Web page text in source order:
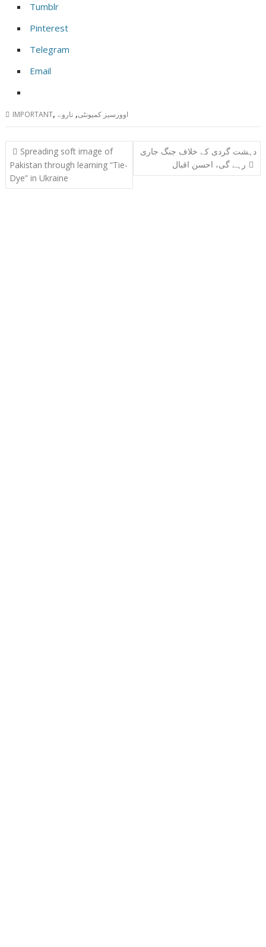
Tumblr
Pinterest
Telegram
Email
IMPORTANT, اوورسیز کمیونٹی, ناروے
Post
navigation
Spreading soft image of
Pakistan through learning “Tie-
Dye” in Ukraine
دہشت گردی کے خلاف جنگ جاری
رہے گی، احسن اقبال